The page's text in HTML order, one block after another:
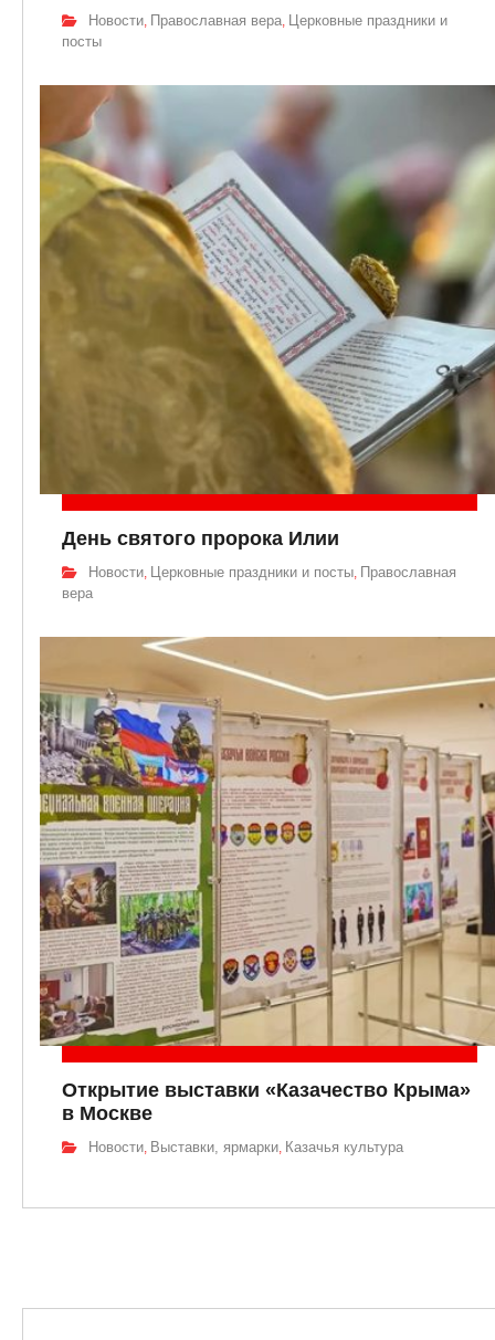
Новости, Православная вера, Церковные праздники и
посты
День святого пророка Илии
Новости, Церковные праздники и посты, Православная
вера
Открытие выставки «Казачество Крыма»
в Москве
Новости Выставки, ярмарки Казачья культура